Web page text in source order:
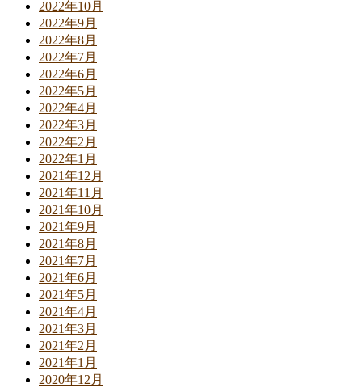
2022年10月
2022年9月
2022年8月
2022年7月
2022年6月
2022年5月
2022年4月
2022年3月
2022年2月
2022年1月
2021年12月
2021年11月
2021年10月
2021年9月
2021年8月
2021年7月
2021年6月
2021年5月
2021年4月
2021年3月
2021年2月
2021年1月
2020年12月